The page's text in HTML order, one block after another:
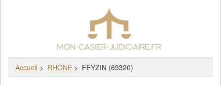
Accueil > RHONE > FEYZIN (69320)